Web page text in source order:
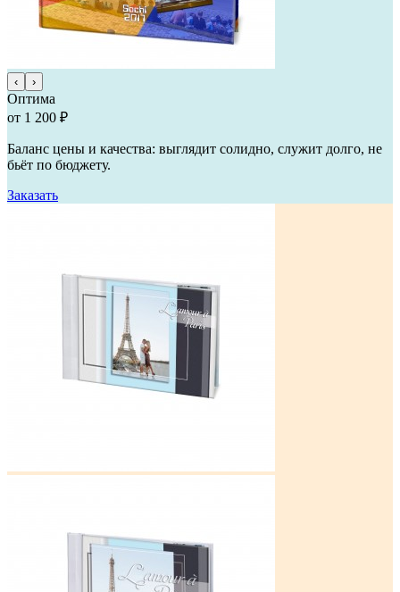
‹ ›
Оптима
от 1 200 ₽
Баланс цены и качества: выглядит солидно, служит долго, не
бьёт по бюджету.
Заказать